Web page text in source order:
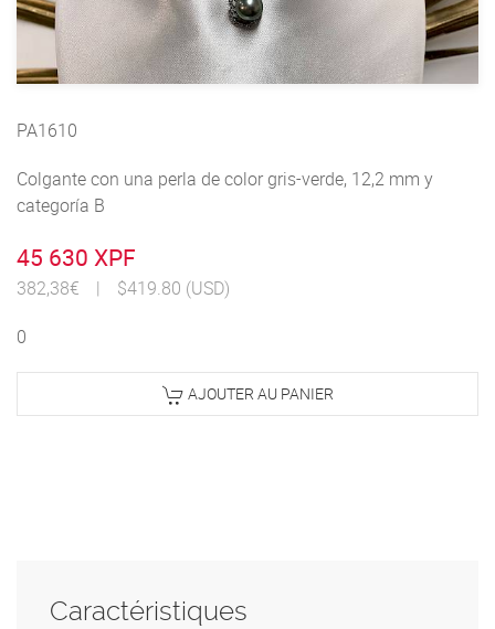
PA1610
Colgante con una perla de color gris-verde, 12,2 mm y
categoría B
45 630 XPF
382,38€ |
$419.80 (USD)
0
AJOUTER AU PANIER
Caractéristiques